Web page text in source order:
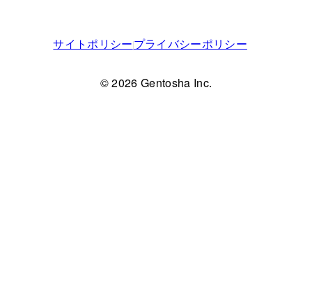
サイトポリシープライバシーポリシー
© 2026 Gentosha Inc.